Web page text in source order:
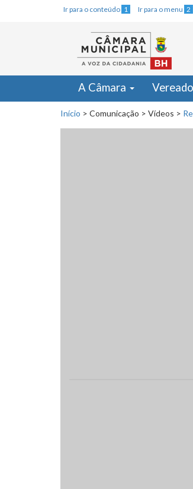
Ir para o conteúdo 1 Ir para o menu 2
A Câmara
Início > Comunicação > Vídeos >